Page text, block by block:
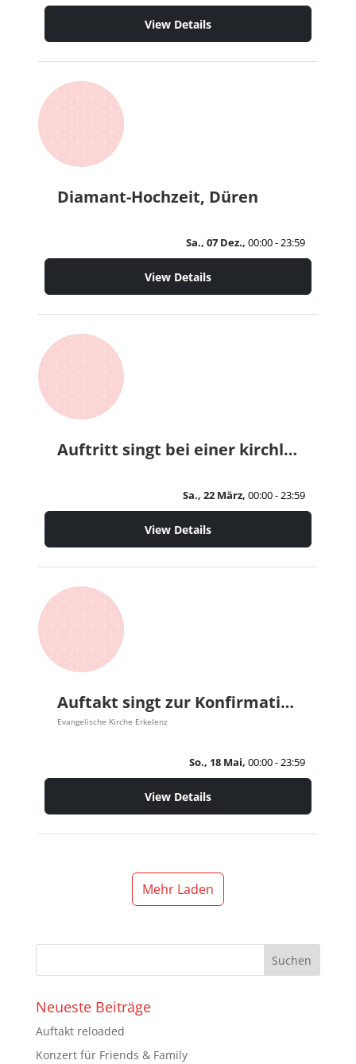
View Details
Diamant-Hochzeit, Düren
Sa., 07 Dez.,00:00 - 23:59
View Details
Auftritt singt bei einer kirchlichen Hochzeit
Sa., 22 März,00:00 - 23:59
View Details
Auftakt singt zur Konfirmation
Evangelische Kirche Erkelenz
So., 18 Mai,00:00 - 23:59
View Details
Mehr Laden
Neueste Beiträge
Auftakt reloaded
Konzert für Friends & Family